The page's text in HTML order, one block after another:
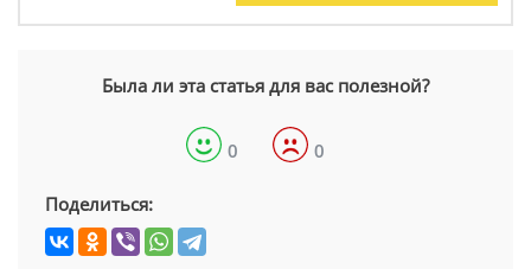
Была ли эта статья для вас полезной?
0 0
Поделиться: